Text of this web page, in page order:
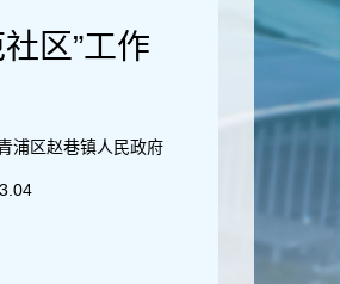
区”工作
浦区赵巷镇人民政府